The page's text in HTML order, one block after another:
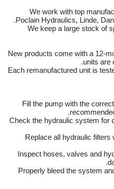
We work with top
Poclain Hydraulics, Linde,
We keep a large stock of
New products come with a 12-
units are
Each remanufactured unit is
– Fill the pump with the
– Check the hydraulic system
– Replace all hydraulic
– Inspect hoses, valves and
– Properly bleed the system